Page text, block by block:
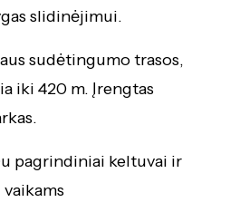
slidinėjimui.
sudėtingumo trasos,
iki 420 m. Įrengtas
pagrindiniai keltuvai ir